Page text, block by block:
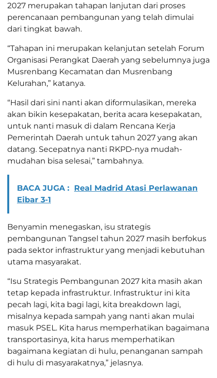
2027 merupakan tahapan lanjutan dari proses
perencanaan pembangunan yang telah dimulai
dari tingkat bawah.
“Tahapan ini merupakan kelanjutan setelah Forum
Organisasi Perangkat Daerah yang sebelumnya juga
Musrenbang Kecamatan dan Musrenbang
Kelurahan,” katanya.
“Hasil dari sini nanti akan diformulasikan, mereka
akan bikin kesepakatan, berita acara kesepakatan,
untuk nanti masuk di dalam Rencana Kerja
Pemerintah Daerah untuk tahun 2027 yang akan
datang. Secepatnya nanti RKPD-nya mudah-
mudahan bisa selesai,” tambahnya.
BACA JUGA : Real Madrid Atasi Perlawanan
Eibar 3-1
Benyamin menegaskan, isu strategis
pembangunan Tangsel tahun 2027 masih berfokus
pada sektor infrastruktur yang menjadi kebutuhan
utama masyarakat.
“Isu Strategis Pembangunan 2027 kita masih akan
tetap kepada infrastruktur. Infrastruktur ini kita
pecah lagi, kita bagi lagi, kita breakdown lagi,
misalnya kepada sampah yang nanti akan mulai
masuk PSEL. Kita harus memperhatikan bagaimana
transportasinya, kita harus memperhatikan
bagaimana kegiatan di hulu, penanganan sampah
di hulu di masyarakatnya,” jelasnya.